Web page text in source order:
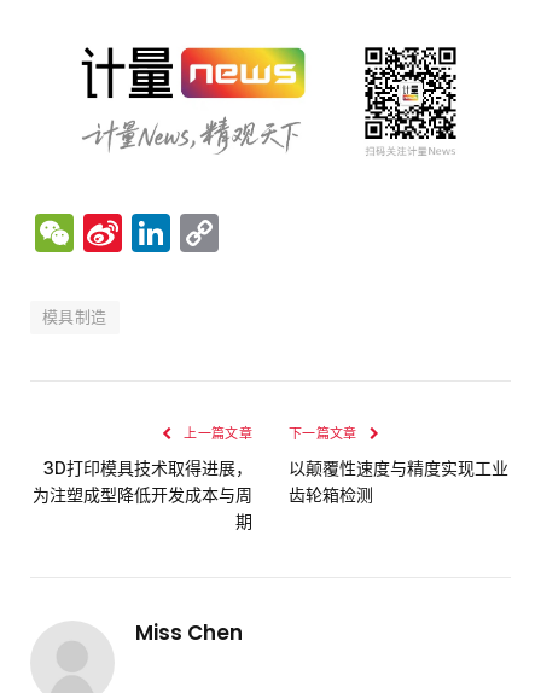
WeChat
SinaLinkedIn
模具制造
上一篇文章
3D打印模具技术取得进展，
为注塑成型降低开发成本与周
期
下一篇文章
以颠覆性速度与精度实现工业
齿轮箱检测
Miss Chen